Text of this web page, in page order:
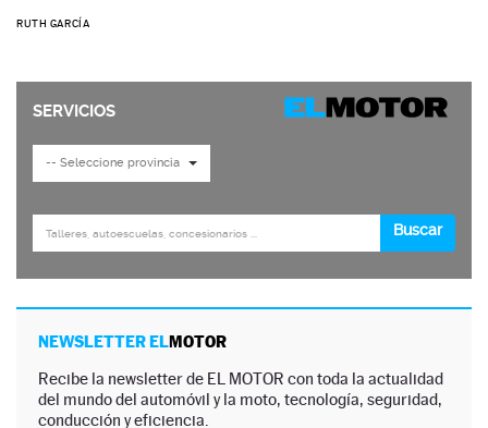
RUTH GARCÍA
NEWSLETTER ELMOTOR
Recibe la newsletter de EL MOTOR con toda la actualidad
del mundo del automóvil y la moto, tecnología, seguridad,
conducción y eficiencia.